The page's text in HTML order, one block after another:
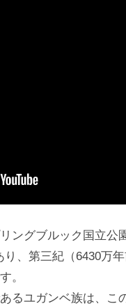
ングブルック国立公
、第三紀（6430万
。
るユガンベ族は、